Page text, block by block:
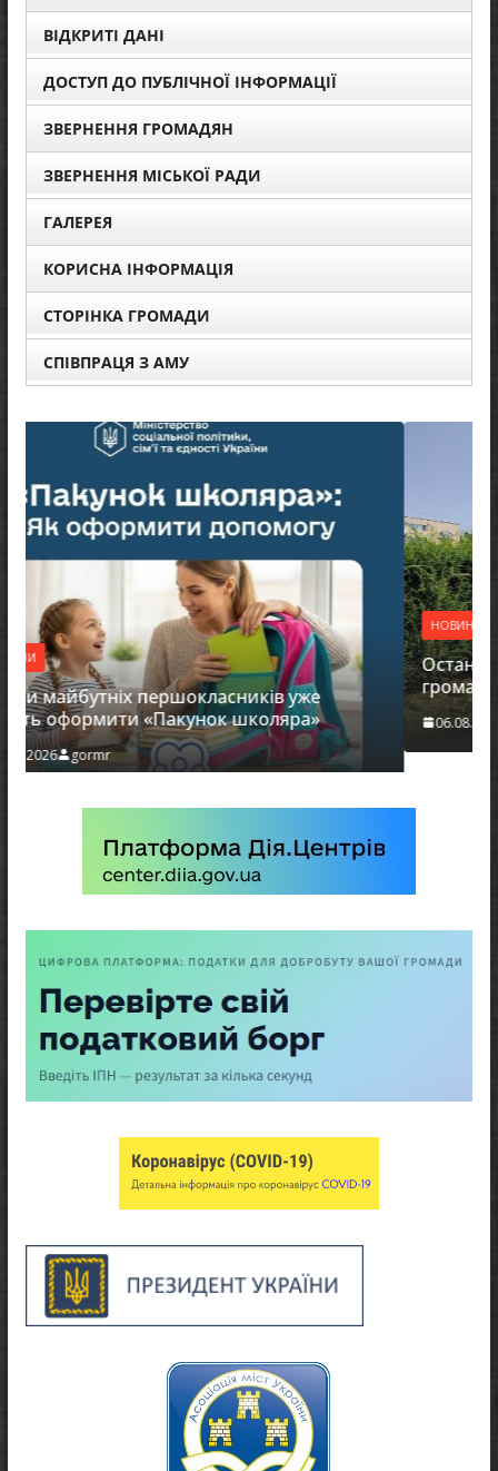
ВІДКРИТІ ДАНІ
ДОСТУП ДО ПУБЛІЧНОЇ ІНФОРМАЦІЇ
ЗВЕРНЕННЯ ГРОМАДЯН
ЗВЕРНЕННЯ МІСЬКОЇ РАДИ
ГАЛЕРЕЯ
КОРИСНА ІНФОРМАЦІЯ
СТОРІНКА ГРОМАДИ
СПІВПРАЦЯ З АМУ
НОВИНИ
Останніми днями погода випробовує
громади справжньою літньою спекою
06.08.2026 gormr